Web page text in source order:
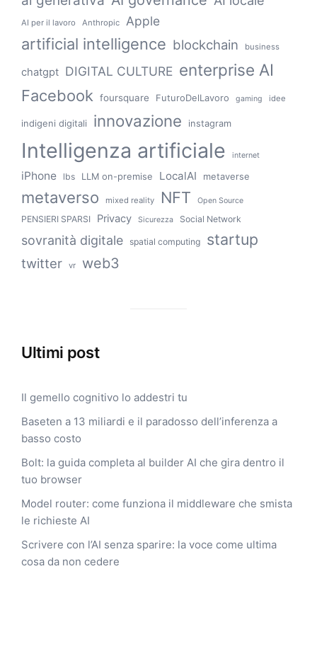
AI per il lavoro Anthropic Apple
artificial intelligence blockchain business
chatgpt DIGITAL CULTURE enterprise AI
Facebook foursquare FuturoDelLavoro gaming idee
indigeni digitali innovazione instagram
Intelligenza artificiale internet
iPhone lbs LLM on-premise LocalAI metaverse
metaverso mixed reality NFT Open Source
PENSIERI SPARSI Privacy Sicurezza Social Network
sovranità digitale spatial computing startup
twitter vr web3
Ultimi post
Il gemello cognitivo lo addestri tu
Baseten a 13 miliardi e il paradosso dell’inferenza a
basso costo
Bolt: la guida completa al builder AI che gira dentro il
tuo browser
Model router: come funziona il middleware che smista
le richieste AI
Scrivere con l’AI senza sparire: la voce come ultima
cosa da non cedere